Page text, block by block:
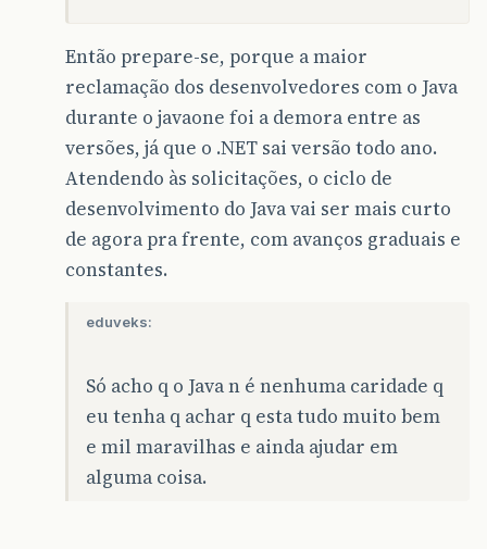
Então prepare-se, porque a maior
reclamação dos desenvolvedores com o Java
durante o javaone foi a demora entre as
versões, já que o .NET sai versão todo ano.
Atendendo às solicitações, o ciclo de
desenvolvimento do Java vai ser mais curto
de agora pra frente, com avanços graduais e
constantes.
eduveks:
Só acho q o Java n é nenhuma caridade q
eu tenha q achar q esta tudo muito bem
e mil maravilhas e ainda ajudar em
alguma coisa.